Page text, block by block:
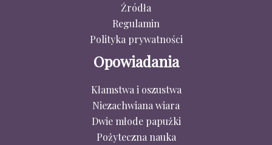
Źródła
Regulamin
Polityka prywatności
Opowiadania
Kłamstwa i oszustwa
Niezachwiana wiara
Dwie młode papużki
Pożyteczna nauka